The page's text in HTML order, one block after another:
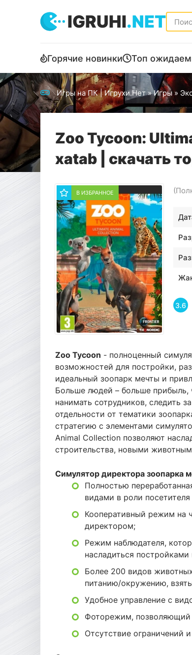
IGRUHI.NET
Горячие новинки Топ
Игры на ПК | Игрухи.Нет»Игры»
Zoo Tycoon:
xatab | скачать
В ИЗБРАННОЕ
3.6
Zoo Tycoon - полноценный
возможностей для постройки,
идеальный зоопарк мечты и
Больше людей – больше прибыль,
нанимать сотрудников, следить
отдельности от тематики
стратегию с элементами
Animal Collection позволяют
строительства, новыми
Симулятор директора зоопарка
Полностью
видами в роли
Кооперативный режим на
директором;
Режим наблюдателя,
насладиться
Более 200 видов
питанию/окружению,
Удобное управление с
Фоторежим, позволяющий
Отсутствие ограничений